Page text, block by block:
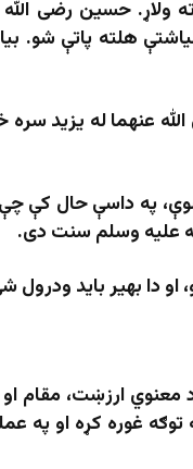
هلته پاتې شو.
عنهما له یزید
په داسې حال کې
علیه وسلم سنت دی.
دا بهیر باید ودرول
معنوي ارزښت، مقام
توګه غوره کړه او